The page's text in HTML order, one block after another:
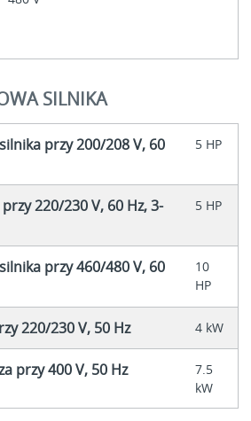
SILNIKA
przy 200/208 V, 60
5 HP
220/230 V, 60 Hz, 3-
5 HP
przy 460/480 V, 60
10
HP
220/230 V, 50 Hz 4 kW
przy 400 V, 50 Hz
7.5
kW